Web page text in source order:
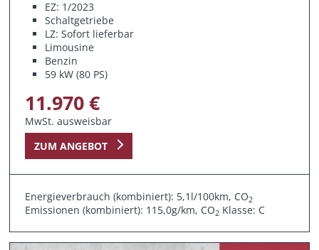
EZ: 1/2023
Schaltgetriebe
LZ: Sofort lieferbar
Limousine
Benzin
59 kW (80 PS)
11.970 €
MwSt. ausweisbar
ZUM ANGEBOT
Energieverbrauch (kombiniert): 5,1l/100km, CO2
Emissionen (kombiniert): 115,0g/km, CO2 Klasse: C